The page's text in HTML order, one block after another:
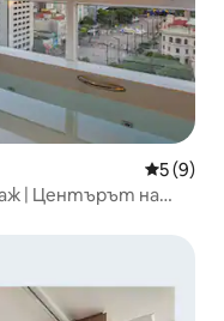
Средна
5 (9)
| Центърът на